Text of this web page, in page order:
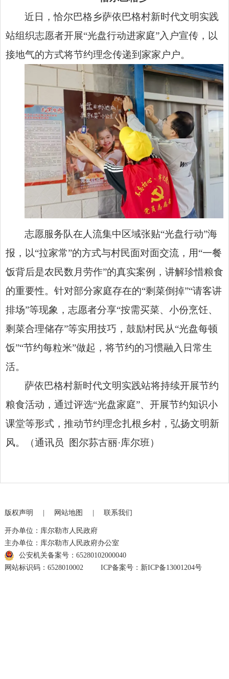
近日，恰尔巴格乡萨依巴格村新时代文明实践
站组织志愿者开展“光盘行动进家庭”入户宣传，以
接地气的方式将节约理念传递到家家户户。
志愿服务队在人流集中区域张贴“光盘行动”海
报，以“拉家常”的方式与村民面对面交流，用“一餐
饭背后是农民数月劳作”的真实案例，讲解珍惜粮食
的重要性。针对部分家庭存在的“剩菜倒掉”“请客讲
排场”等现象，志愿者分享“按需买菜、小份烹饪、
剩菜合理储存”等实用技巧，鼓励村民从“光盘每顿
饭”“节约每粒米”做起，将节约的习惯融入日常生
活。
萨依巴格村新时代文明实践站将持续开展节约
粮食活动，通过评选“光盘家庭”、开展节约知识小
课堂等形式，推动节约理念扎根乡村，弘扬文明新
风。（通讯员 图尔荪古丽·库尔班）
版权声明 | 网站地图 | 联系我们
开办单位：库尔勒市人民政府
主办单位：库尔勒市人民政府办公室
公安机关备案号：65280102000040
网站标识码：6528010002
ICP备案号：新ICP备13001204号